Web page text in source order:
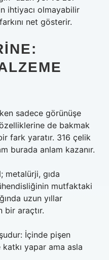
ihtiyacı olmayabilir
net gösterir.
sadece görünüşe
de bakmak
fark yaratır. 316 çelik
burada anlam kazanır.
metalürji, gıda
mutfaktaki
uzun yıllar
bir araçtır.
İçinde pişen
yapar ama asla